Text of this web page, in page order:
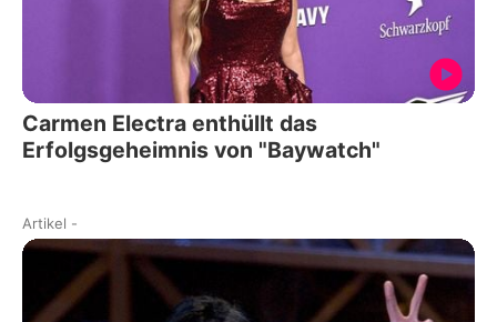
Carmen Electra enthüllt das
Erfolgsgeheimnis von "Baywatch"
Artikel -